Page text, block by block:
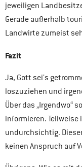
jeweiligen
Gerade außerhalb
Landwirte zumeist
Fazit
Ja, Gott sei’s
loszuziehen und
Über das „Irgendwo“
informieren.
undurchsichtig.
keinen Anspruch auf